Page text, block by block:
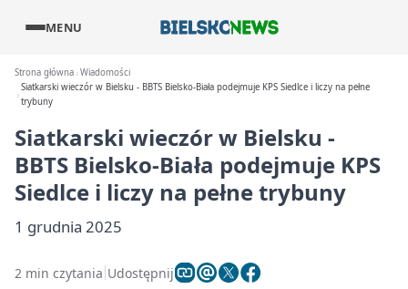
MENU
Strona główna Wiadomości
Siatkarski wieczór w Bielsku - BBTS Bielsko-Biała podejmuje KPS Siedlce i liczy na pełne
trybuny
Siatkarski wieczór w Bielsku -
BBTS Bielsko-Biała podejmuje KPS
Siedlce i liczy na pełne trybuny
1 grudnia 2025
2 min czytania Udostępnij